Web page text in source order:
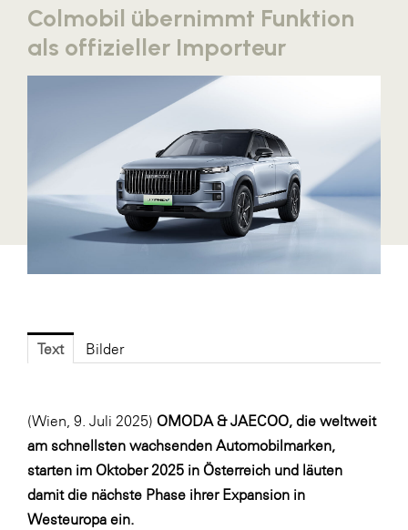
Cineplexx
Controller Institut
Designer Outlets Parndorf und Salzburg
DOMOFERM
Essity
Fressnapf
FV Energierohstoff & Kraftstoff
Gas Connect Austria
GBV - Verband gemeinnütziger
Colmobil übernimmt Funktion
als offizieller Importeur
Text Bilder
(Wien, 9. Juli 2025) OMODA & JAECOO, die weltweit
am schnellsten wachsenden Automobilmarken,
starten im Oktober 2025 in Österreich und läuten
damit die nächste Phase ihrer Expansion in
Westeuropa ein.